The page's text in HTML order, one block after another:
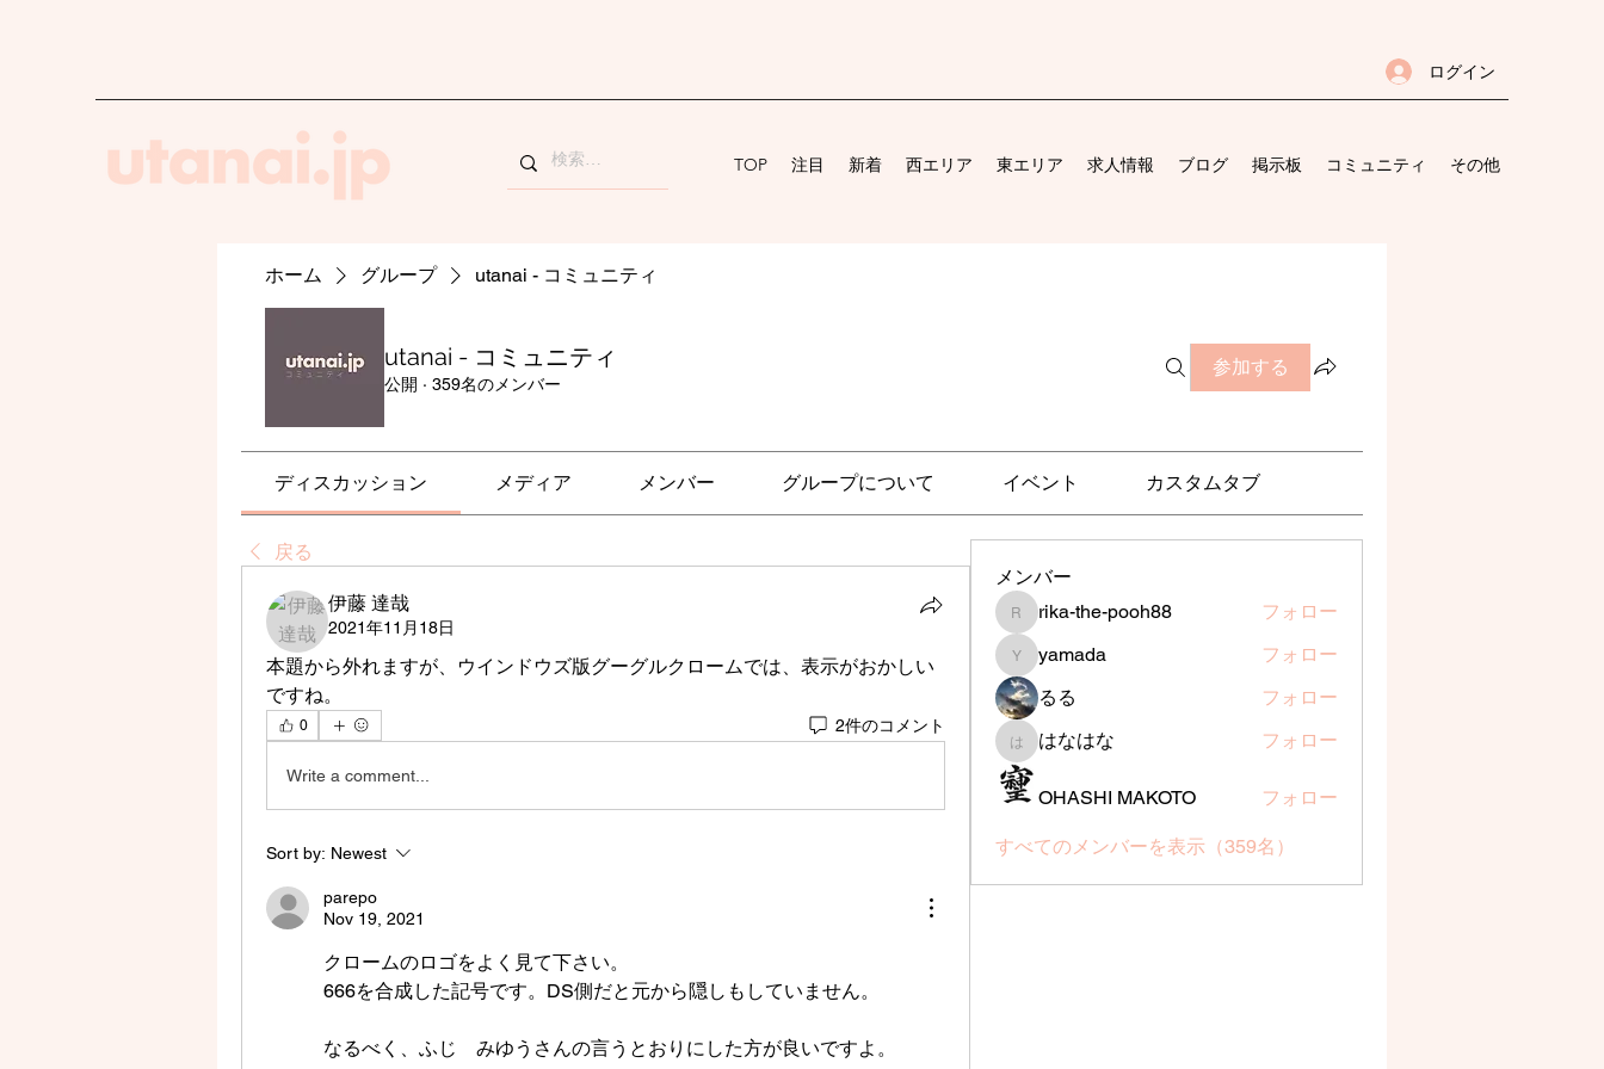
ログイン
TOP 注目 新着 西エリア 東エリア 求人情報 ブログ 掲示板 コミュニティ その他
ホーム グループ utanai - コミュニティ
utanai - コミュニティ
公開 · 359名のメンバー
参加する
ディスカッション メディア メンバー グループについて イベント カスタムタブ
戻る
伊藤 達哉
2021年11月18日
本題から外れますが、ウインドウズ版グーグルクロームでは、表示がおかしい
ですね。
0 2件のコメント
Write a comment...
Sort by: Newest
parepo
Nov 19, 2021
クロームのロゴをよく見て下さい。
666を合成した記号です。DS側だと元から隠しもしていません。
なるべく、ふじ　みゆうさんの言うとおりにした方が良いですよ。
メンバー
rika-the-pooh88
rika-the-pooh88 フォロー
yamada
yamada
フォロー
るる
フォロー
はなはな
はなはな フォロー
OHASHI MAKOTO フォロー
すべてのメンバーを表示（359名）